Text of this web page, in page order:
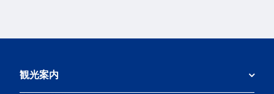
観光案内